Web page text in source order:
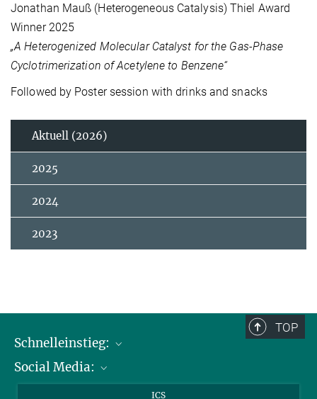
Jonathan Mauß (Heterogeneous Catalysis) Thiel Award
Winner 2025
„A Heterogenized Molecular Catalyst for the Gas-Phase
Cyclotrimerization of Acetylene to Benzene“
Followed by Poster session with drinks and snacks
Aktuell (2026)
2025
2024
2023
TOP
Schnelleinstieg:
Publikationen
Max-Planck-Gesellschaft
Social Media:
ICS